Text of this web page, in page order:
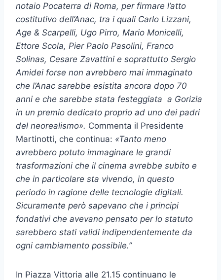
notaio Pocaterra di Roma, per firmare l’atto
costitutivo dell’Anac, tra i quali Carlo Lizzani,
Age & Scarpelli, Ugo Pirro, Mario Monicelli,
Ettore Scola, Pier Paolo Pasolini, Franco
Solinas, Cesare Zavattini e soprattutto Sergio
Amidei forse non avrebbero mai immaginato
che l’Anac sarebbe esistita ancora dopo 70
anni e che sarebbe stata festeggiata a Gorizia
in un premio dedicato proprio ad uno dei padri
del neorealismo». Commenta il Presidente
Martinotti, che continua: «Tanto meno
avrebbero potuto immaginare le grandi
trasformazioni che il cinema avrebbe subito e
che in particolare sta vivendo, in questo
periodo in ragione delle tecnologie digitali.
Sicuramente però sapevano che i principi
fondativi che avevano pensato per lo statuto
sarebbero stati validi indipendentemente da
ogni cambiamento possibile.”
In Piazza Vittoria alle 21.15 continuano le